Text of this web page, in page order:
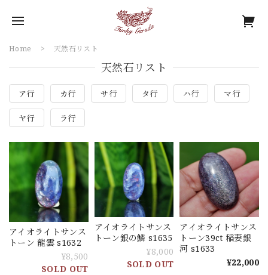
Home 天然石リスト
天然石リスト
ア行 カ行 サ行 タ行 ハ行 マ行
ヤ行 ラ行
アイオライトサンス
トーン 龍雲 s1632
¥8,500
SOLD OUT
アイオライトサンス
トーン銀の鱗 s1635
¥8,000
SOLD OUT
アイオライトサンス
トーン39ct 稲妻銀
河 s1633
¥22,000